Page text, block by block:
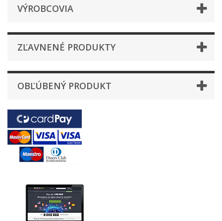
VÝROBCOVIA
ZĽAVNENÉ PRODUKTY
OBĽÚBENÝ PRODUKT